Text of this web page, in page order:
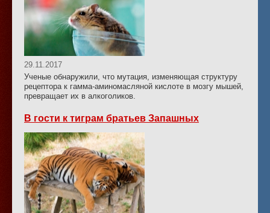
29.11.2017
Ученые обнаружили, что мутация, изменяющая структуру
рецептора к гамма-аминомасляной кислоте в мозгу мышей,
превращает их в алкоголиков.
В гости к тиграм братьев Запашных